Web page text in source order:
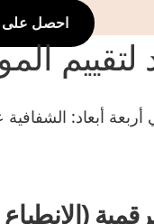
احصل على
لتقييم
أبعاد: الشفافية